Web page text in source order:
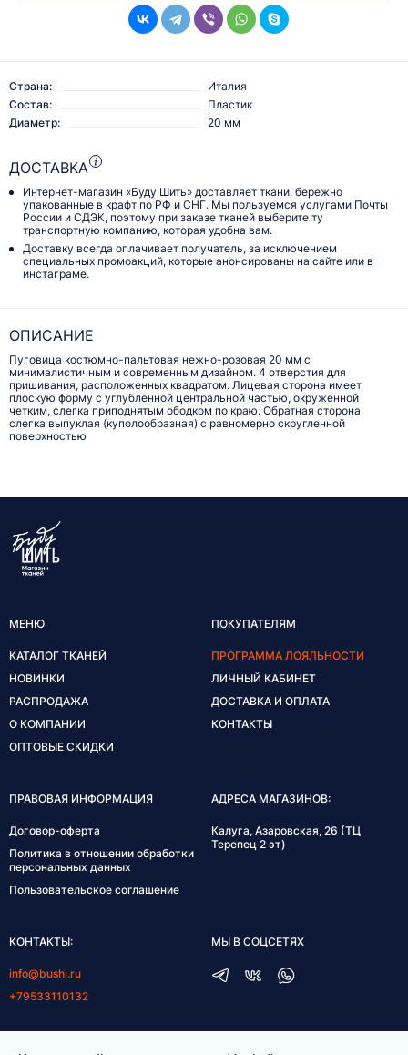
Страна:
Италия
Состав:
Пластик
Диаметр:
20 мм
ДОСТАВКА
Интернет-магазин «Буду Шить» доставляет ткани, бережно
упакованные в крафт по РФ и СНГ. Мы пользуемся услугами Почты
России и СДЭК, поэтому при заказе тканей выберите ту
транспортную компанию, которая удобна вам.
Доставку всегда оплачивает получатель, за исключением
специальных промоакций, которые анонсированы на сайте или в
инстаграме.
ОПИСАНИЕ
Пуговица костюмно-пальтовая нежно-розовая 20 мм с
минималистичным и современным дизайном. 4 отверстия для
пришивания, расположенных квадратом. Лицевая сторона имеет
плоскую форму с углубленной центральной частью, окруженной
четким, слегка приподнятым ободком по краю. Обратная сторона
слегка выпуклая (куполообразная) с равномерно скругленной
поверхностью
МЕНЮ
КАТАЛОГ ТКАНЕЙ
НОВИНКИ
РАСПРОДАЖА
О КОМПАНИИ
ОПТОВЫЕ СКИДКИ
ПОКУПАТЕЛЯМ
ПРОГРАММА ЛОЯЛЬНОСТИ
ЛИЧНЫЙ КАБИНЕТ
ДОСТАВКА И ОПЛАТА
КОНТАКТЫ
ПРАВОВАЯ ИНФОРМАЦИЯ
Договор-оферта
Политика в отношении обработки
персональных данных
Пользовательское соглашение
АДРЕСА МАГАЗИНОВ:
Калуга, Азаровская, 26 (ТЦ
Терепец 2 эт)
КОНТАКТЫ:
info@bushi.ru
+79533110132
МЫ В СОЦСЕТЯХ